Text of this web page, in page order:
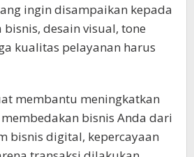
ingin disampaikan kepada
desain visual, tone
kualitas pelayanan harus
membantu meningkatkan
bisnis Anda dari
bisnis digital, kepercayaan